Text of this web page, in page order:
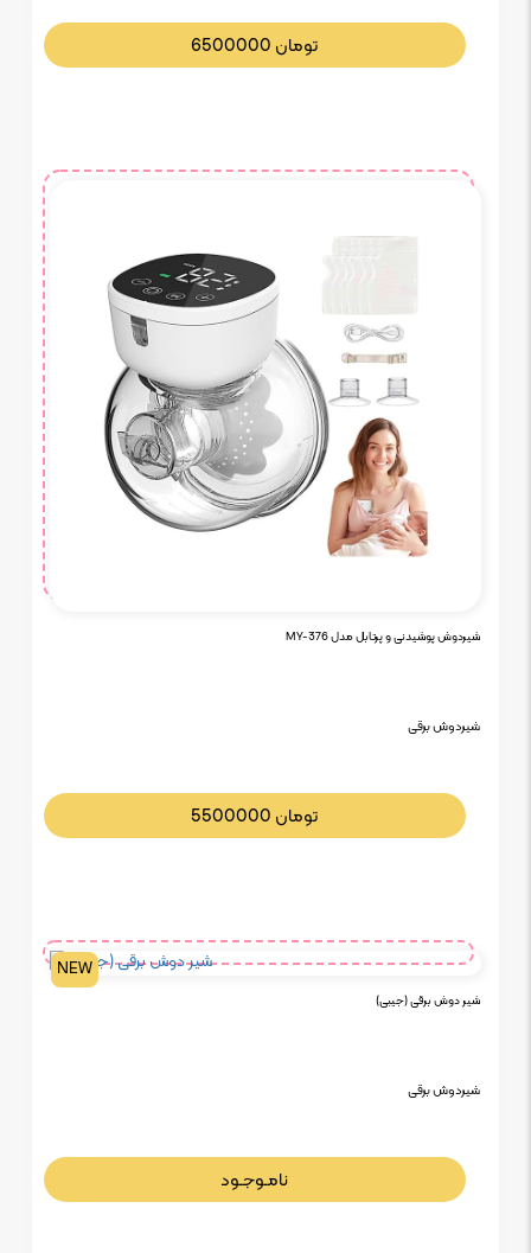
6500000 تومان
شیردوش پوشیدنی و پرتابل مدل MY-376
شیردوش برقی
5500000 تومان
NEW
شیر دوش برقی (جیبی)
شیردوش برقی
نامـوجـود